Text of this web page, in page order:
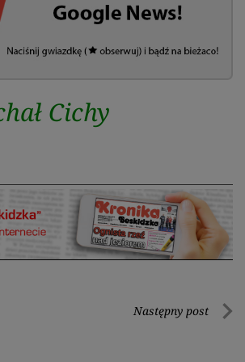
Cichy
Następny post